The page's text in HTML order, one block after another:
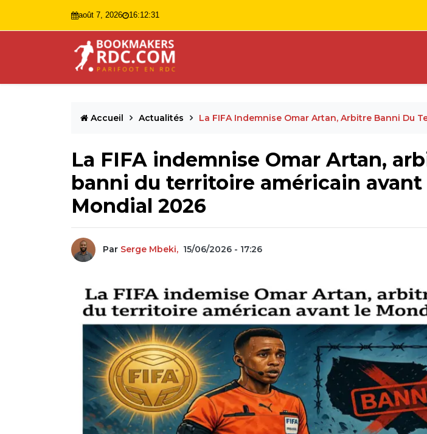
août 7, 2026 16:12:33
Accueil Actualités La FIFA Indemnise Omar Artan, Arbitre Banni Du
La FIFA indemnise Omar Artan,
banni du territoire américain avant
Mondial 2026
Par Serge Mbeki, 15/06/2026 - 17:26